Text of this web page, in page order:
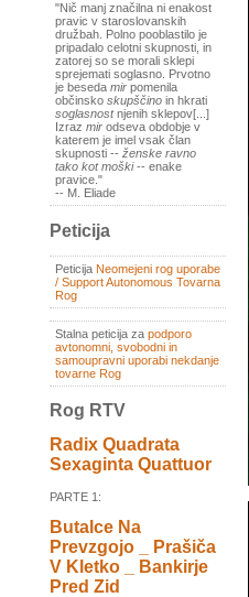
"Nič manj značilna ni enakost
pravic v staroslovanskih
družbah. Polno pooblastilo je
pripadalo celotni skupnosti, in
zatorej so se morali sklepi
sprejemati soglasno. Prvotno
je beseda mir pomenila
občinsko skupščino in hkrati
soglasnostnjenih sklepov[...]
Izraz mir odseva obdobje v
katerem je imel vsak član
skupnosti -- ženske ravno
tako kot moški-- enake
pravice."
-- M. Eliade
Peticija
Peticija Neomejeni rog uporabe
/ Support Autonomous Tovarna
Rog
Stalna peticija za podporo
avtonomni, svobodni in
samoupravni uporabi nekdanje
tovarne Rog
Rog RTV
Radix Quadrata
Sexaginta Quattuor
PARTE 1:
Butalce Na
Prevzgojo _ Prašiča
V Kletko _ Bankirje
Pred Zid